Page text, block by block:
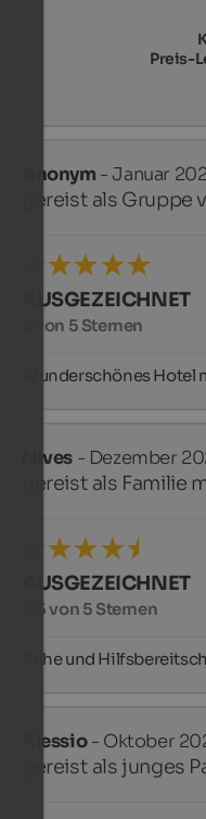
Preis-
Anonym - Januar
gereist als Gruppe
AUSGEZEICHNET
5 von 5 Sternen
Wunderschönes
Nives - Dezember
gereist als Familie
AUSGEZEICHNET
4,5 von 5 Sternen
Ruhe und
Alessio- Oktober
gereist als junges